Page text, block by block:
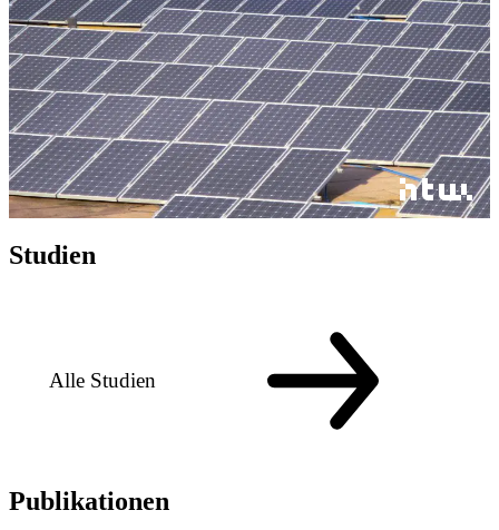
Studien
Alle Studien
Publikationen